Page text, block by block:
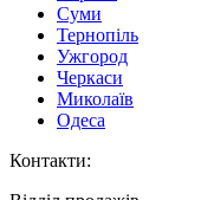
Суми
Тернопіль
Ужгород
Черкаси
Миколаїв
Одеса
Контакти: